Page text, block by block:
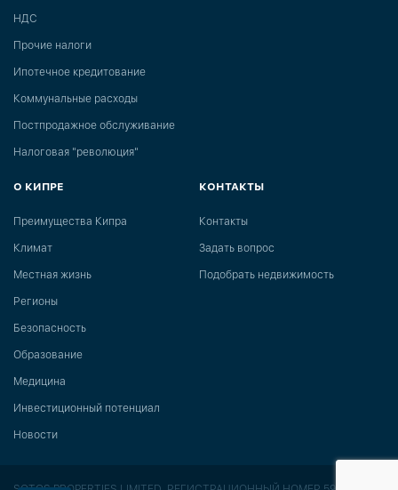
НДС
Прочие налоги
Ипотечное кредитование
Коммунальные расходы
Постпродажное обслуживание
Налоговая "революция"
О КИПРЕ
Преимущества Кипра
Климат
Местная жизнь
Регионы
Безопасность
Образование
Медицина
Инвестиционный потенциал
Новости
КОНТАКТЫ
Контакты
Задать вопрос
Подобрать недвижимость